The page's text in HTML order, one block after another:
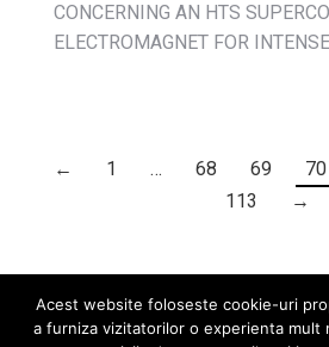
CONCERNING AN HTS
ELECTROMAGNET FOR
← 1 … 68 69 70
113
→
Acest website foloseste cookie-uri
a furniza vizitatorilor o experienta mult